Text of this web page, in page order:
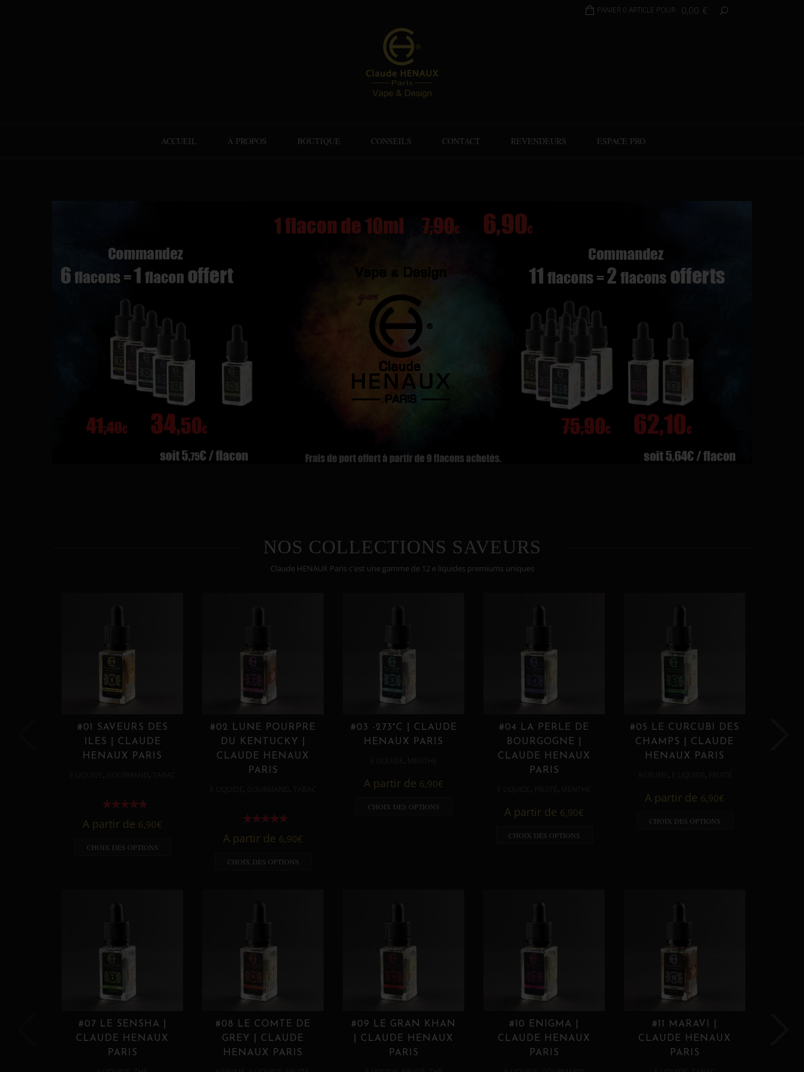
PANIER 0 ARTICLE POUR 0,00 €
ACCUEIL À PROPOS BOUTIQUE CONSEILS CONTACT REVENDEURS ESPACE PRO
NOS COLLECTIONS SAVEURS
Claude HENAUX Paris c'est une gamme de 12 e liquides premiums uniques
#01 SAVEURS DES
ILES | CLAUDE
HENAUX PARIS
, ,
A partir de 6,90€
CHOIX DES OPTIONS
#02 LUNE POURPRE
DU KENTUCKY |
CLAUDE HENAUX
PARIS
, ,
A partir de 6,90€
CHOIX DES OPTIONS
#03 -273°C | CLAUDE
HENAUX PARIS
,
A partir de 6,90€
CHOIX DES OPTIONS
#04 LA PERLE DE
BOURGOGNE |
CLAUDE HENAUX
PARIS
, ,
A partir de 6,90€
CHOIX DES OPTIONS
#05 LE CURCUBI DES
CHAMPS | CLAUDE
HENAUX PARIS
, ,
A partir de 6,90€
CHOIX DES OPTIONS
#07 LE SENSHA |
CLAUDE HENAUX
PARIS
#08 LE COMTE DE
GREY | CLAUDE
HENAUX PARIS
#09 LE GRAN KHAN
| CLAUDE HENAUX
PARIS
#10 ENIGMA |
CLAUDE HENAUX
PARIS
#11 MARAVI |
CLAUDE HENAUX
PARIS